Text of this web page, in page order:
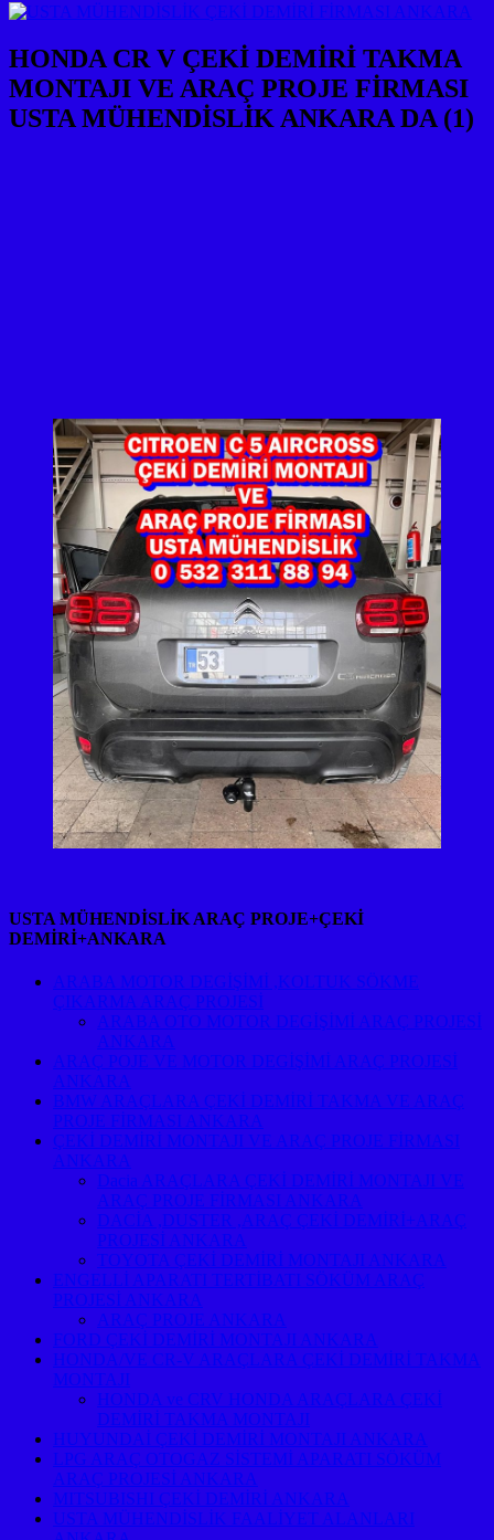
HONDA CR V ÇEKİ DEMİRİ TAKMA
MONTAJI VE ARAÇ PROJE FİRMASI
USTA MÜHENDİSLİK ANKARA DA (1)
USTA MÜHENDİSLİK ARAÇ PROJE+ÇEKİ
DEMİRİ+ANKARA
ARABA MOTOR DEGİŞİMİ ,KOLTUK SÖKME
ÇIKARMA ARAÇ PROJESİ
ARABA OTO MOTOR DEGİŞİMİ ARAÇ PROJESİ
ANKARA
ARAÇ POJE VE MOTOR DEGİŞİMİ ARAÇ PROJESİ
ANKARA
BMW ARAÇLARA ÇEKİ DEMİRİ TAKMA VE ARAÇ
PROJE FİRMASI ANKARA
ÇEKİ DEMİRİ MONTAJI VE ARAÇ PROJE FİRMASI
ANKARA
Dacia ARAÇLARA ÇEKİ DEMİRİ MONTAJI VE
ARAÇ PROJE FİRMASI ANKARA
DACİA ,DUSTER ,ARAÇ ÇEKİ DEMİRİ+ARAÇ
PROJESİ ANKARA
TOYOTA ÇEKİ DEMİRİ MONTAJI ANKARA
ENGELLİ APARATI TERTİBATI SÖKÜM ARAÇ
PROJESİ ANKARA
ARAÇ PROJE ANKARA
FORD ÇEKİ DEMİRİ MONTAJI ANKARA
HONDA/VE CR-V ARAÇLARA ÇEKİ DEMİRİ TAKMA
MONTAJI
HONDA ve CRV HONDA ARAÇLARA ÇEKİ
DEMİRİ TAKMA MONTAJI
HUYUNDAİ ÇEKİ DEMİRİ MONTAJI ANKARA
LPG ARAÇ OTOGAZ SİSTEMİ APARATI SÖKÜM
ARAÇ PROJESİ ANKARA
MITSUBISHI ÇEKİ DEMİRİ ANKARA
USTA MÜHENDİSLİK FAALİYET ALANLARI